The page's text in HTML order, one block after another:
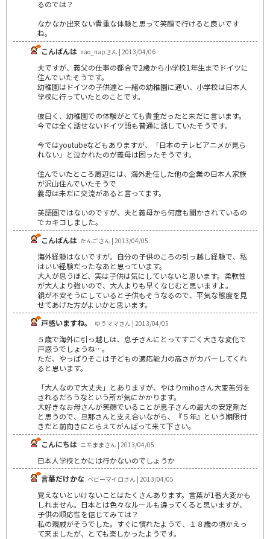
るのでは？
なかなか出来ない貴重な体験と思って笑顔で行けると良いです
ね。
こんばんは nao_napさん | 2013/04/06
夫ですが、義父の仕事の都合で2歳から小学校1年生までドイツに
住んでいたそうです。
幼稚園はドイツの子供達と一緒の幼稚園に通い、小学校は日本人
学校に行っていたとのことです。
彼曰く、幼稚園での体験がとても貴重だったと未だに言います。
今では全く話せないドイツ語も普通に話していたそうです。
今ではyoutubeなどもありますが、「日本のテレビアニメが見ら
れない」と泣かれたのが義母は困ったそうです。
住んでいたところ周辺には、海外赴任した他の企業の日本人家族
が沢山住んでいたそうで
義母は未だに交流があると言ってます。
英語圏ではないのですが、夫と義母から何度も聞かされているの
でカキコしました。
こんばんは たんごさん | 2013/04/05
海外経験はないですが。自分の子供のころの引っ越し経験で、私
はいい経験だったなあと思っています。
大人が思うほど、実は子供は気にしていないと思います。柔軟性
が大人より強いので、大人よりも早くなじむと思いますよ。
親が不安そうにしていると子供もそうなるので、平気な態度を見
せてあげた方がよいかと思います。
戸惑いますね。
ゆうママさん | 2013/04/05
５歳で海外に引っ越しは、息子さんにとってすごく大きな変化で
戸惑うでしょうね…。
ただ、やっぱりそこは子どもの適応能力の高さがカバーしてくれ
ると思います。
「大人なので大丈夫」とありますが、やはりmihoさん大変苦労を
されるだろうなという所が気にかかります。
大好きなお母さんが笑顔でいることが息子さんの最大の安定剤だ
と思うので、旦那さんと支え合いながら、『５年』という期限付
きだと前向きにとらえてがんばって来て下さい。
こんにちは ニモままさん | 2013/04/05
日本人学校とかには行かないのでしょうか
言葉だけかな ベビーマイロさん | 2013/04/05
覚えないといけないことはたくさんあります。言葉が1番大変かも
しれません。日本とは色々なルールも違ってくると思いますが、
子供の順応性を信じてみては？
私の親戚がそうでした。すぐに慣れたようで、１８歳の頃かえっ
て来ましたが、とても楽しかったようです。